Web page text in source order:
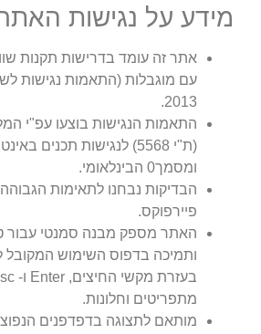
מידע על נגישות
אתר זה עומד בדרישות תקנות
עם מוגבלות (התאמות נגישות
2013.
התאמות הנגישות בוצעו עפ"י
ומסמך0 הבינלאומי.
הבדיקות נבחנו לתאימות
פיירפוקס.
האתר מספק מבנה סמנטי עבור
ותמיכה בדפוס השימוש
מתפריטים וחלונות.
מותאם לתצוגה בדפדפנים